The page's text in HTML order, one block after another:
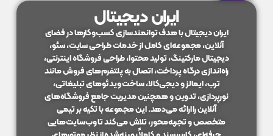
ایران دیجیتال
ایران دیجیتال با هدف توانمندسازی کسب‌وکارها در فضای
آنلاین، مجموعه‌ای کامل از خدمات طراحی سایت، سئو،
دیجیتال مارکتینگ، تولید محتوا، طراحی فروشگاه اینترنتی،
راه‌اندازی درگاه پرداخت، اتصال به پلتفرم‌های فروش مانند
ترب، ایمالز و دیجی‌کالا، ساخت ویدئوهای تبلیغاتی،
نورپردازی، تدوین و همچنین مدیریت جامع فروشگاه‌های
آنلاین را ارائه می‌دهد. این مجموعه با تکیه بر تیمی
متخصص و تجربه‌محور، تلاش می‌کند تا وب‌سایت‌هایی